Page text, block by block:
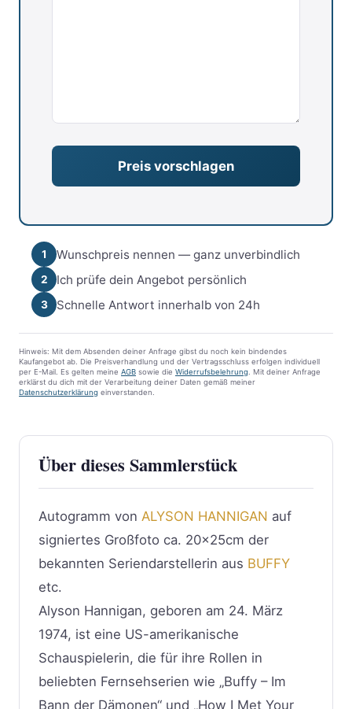
1 Wunschpreis nennen — ganz unverbindlich
2 Ich prüfe dein Angebot persönlich
3 Schnelle Antwort innerhalb von 24h
Hinweis: Mit dem Absenden deiner Anfrage gibst du noch kein bindendes
Kaufangebot ab. Die Preisverhandlung und der Vertragsschluss erfolgen individuell
per E-Mail. Es gelten meine AGB sowie die Widerrufsbelehrung. Mit deiner Anfrage
erklärst du dich mit der Verarbeitung deiner Daten gemäß meiner
Datenschutzerklärung einverstanden.
Über dieses Sammlerstück
Autogramm von ALYSON HANNIGAN auf
signiertes Großfoto ca. 20x25cm der
bekannten Seriendarstellerin aus BUFFY
etc.
Alyson Hannigan, geboren am 24. März
1974, ist eine US-amerikanische
Schauspielerin, die für ihre Rollen in
beliebten Fernsehserien wie „Buffy – Im
Bann der Dämonen“ und „How I Met Your